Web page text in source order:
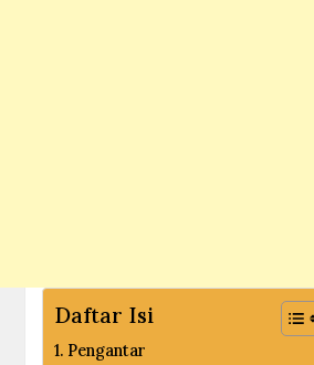
Daftar Isi
Pengantar